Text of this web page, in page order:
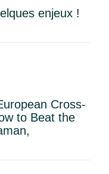
enjeux !
Cross-
to Beat the